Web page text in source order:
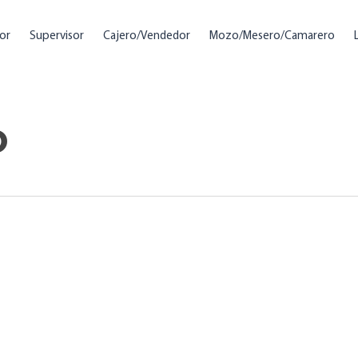
Supervisor Cajero/Vendedor Mozo/Mesero/Camarero